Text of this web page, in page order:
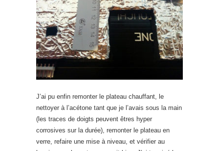
J’ai pu enfin remonter le plateau chauffant, le
nettoyer à l’acétone tant que je l’avais sous la main
(les traces de doigts peuvent êtres hyper
corrosives sur la durée), remonter le plateau en
verre, refaire une mise à niveau, et vérifier au